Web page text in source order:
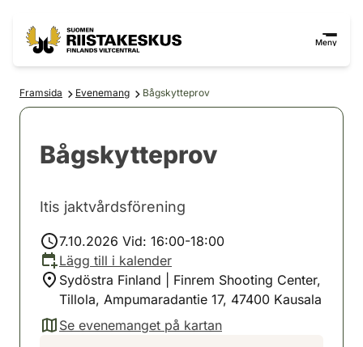
Meny
Framsida Evenemang Bågskytteprov
Bågskytteprov
Itis jaktvårdsförening
7.10.2026 Vid: 16:00-18:00
Lägg till i kalender
Sydöstra Finland | Finrem Shooting Center,
Tillola, Ampumaradantie 17, 47400 Kausala
Se evenemanget på kartan
(avautuu uuteen välilehteen)